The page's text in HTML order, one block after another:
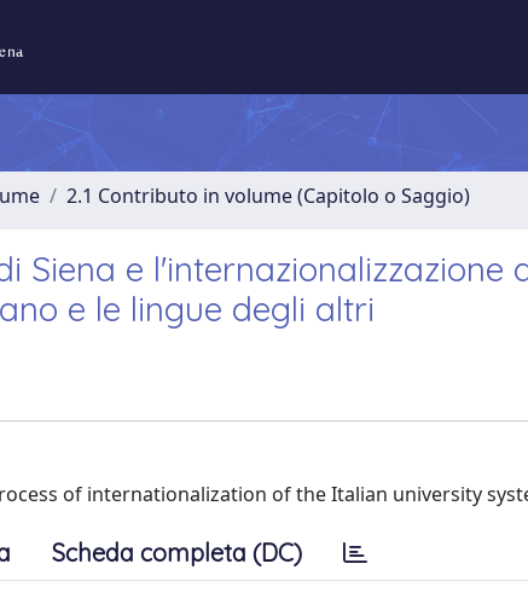
2.1 Contributo in volume (Capitolo o Saggio)
Siena e l'internazionalizzazione
e le lingue degli altri
of internationalization of the Italian university
Scheda completa (DC)